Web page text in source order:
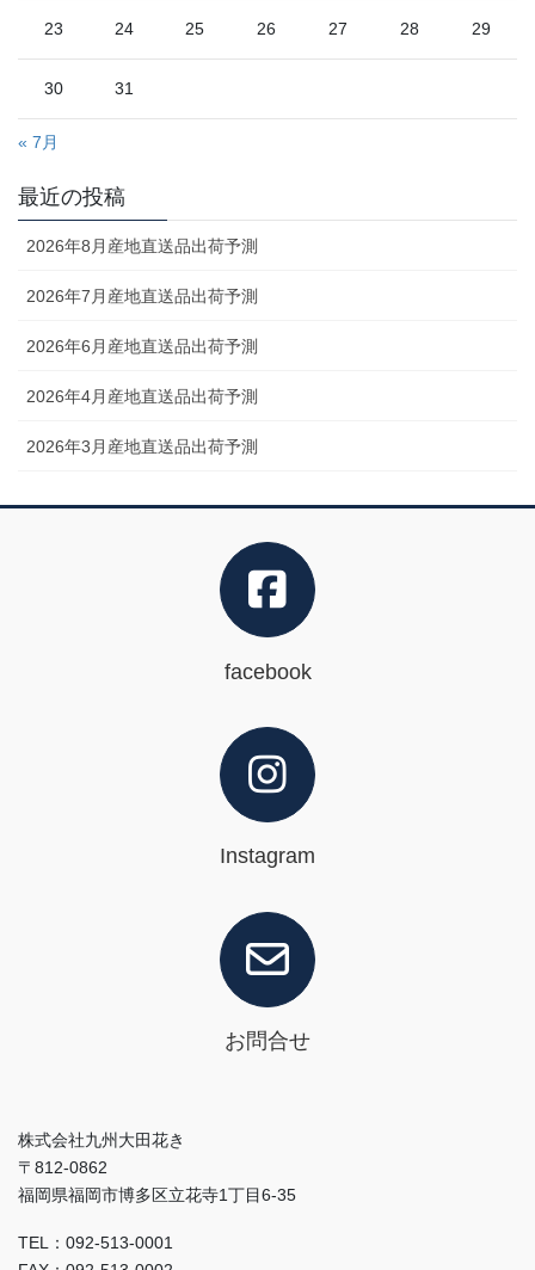
23 24 25 26 27 28 29
30 31
« 7月
最近の投稿
2026年8月産地直送品出荷予測
2026年7月産地直送品出荷予測
2026年6月産地直送品出荷予測
2026年4月産地直送品出荷予測
2026年3月産地直送品出荷予測
facebook
Instagram
お問合せ
株式会社九州大田花き
〒812-0862
福岡県福岡市博多区立花寺1丁目6-35
TEL：092-513-0001